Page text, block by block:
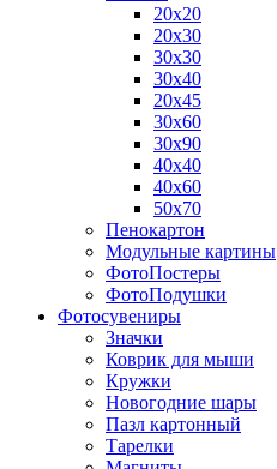
20х20
20х30
30х30
30х40
20х45
30х60
30х90
40х40
40х60
50х70
Пенокартон
Модульные картины
ФотоПостеры
ФотоПодушки
Фотоcувениры
Значки
Коврик для мыши
Кружки
Новогодние шары
Пазл картонный
Тарелки